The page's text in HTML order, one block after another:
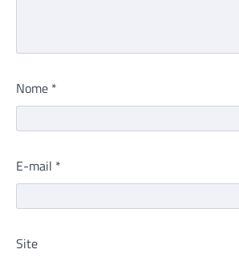
Nome *
E-mail *
Site